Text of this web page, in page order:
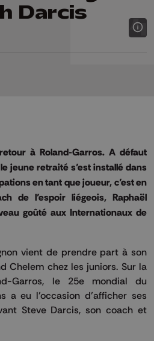
Darcis
LinkedIn
sur Whatsapp
à Roland-Garros. A défaut
jeune retraité s’est installé dans
en tant que joueur, c’est en
de l’espoir liégeois, Raphaël
goûté aux Internationaux de
vient de prendre part à son
Chelem chez les juniors. Sur la
Garros, le 25e mondial du
a eu l’occasion d’afficher ses
Steve Darcis, son coach et